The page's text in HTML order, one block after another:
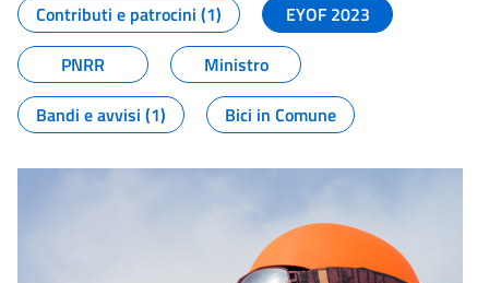
Contributi e patrocini (1)
EYOF 2023
PNRR
Ministro
Bandi e avvisi (1)
Bici in Comune